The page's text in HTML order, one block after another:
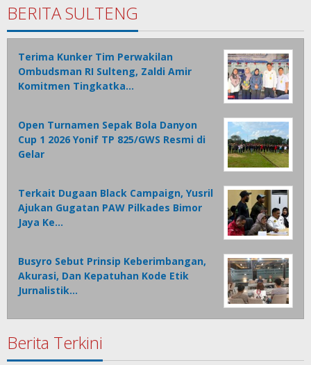
BERITA SULTENG
Terima Kunker Tim Perwakilan
Ombudsman RI Sulteng, Zaldi Amir
Komitmen Tingkatka…
Open Turnamen Sepak Bola Danyon
Cup 1 2026 Yonif TP 825/GWS Resmi di
Gelar
Terkait Dugaan Black Campaign, Yusril
Ajukan Gugatan PAW Pilkades Bimor
Jaya Ke…
Busyro Sebut Prinsip Keberimbangan,
Akurasi, Dan Kepatuhan Kode Etik
Jurnalistik…
Berita Terkini